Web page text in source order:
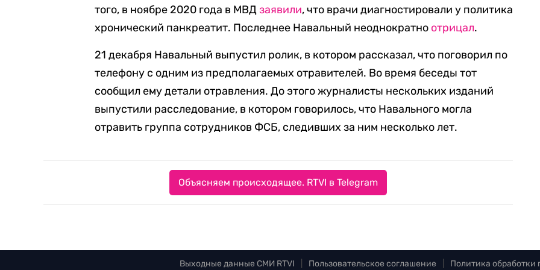
того, в ноябре 2020 года в МВДзаявили, что врачи диагностировали у политика
хронический панкреатит. Последнее Навальный неоднократно отрицал.
21 декабря Навальный выпустил ролик, в котором рассказал, что поговорил по
телефону с одним из предполагаемых отравителей. Во время беседы тот
сообщил ему детали отравления. До этого журналисты нескольких изданий
выпустили расследование, в котором говорилось, что Навального могла
отравить группа сотрудников ФСБ, следивших за ним несколько лет.
Объясняем происходящее. RTVI в Telegram
Выходные данные СМИ RTVI Пользовательское соглашение Политика